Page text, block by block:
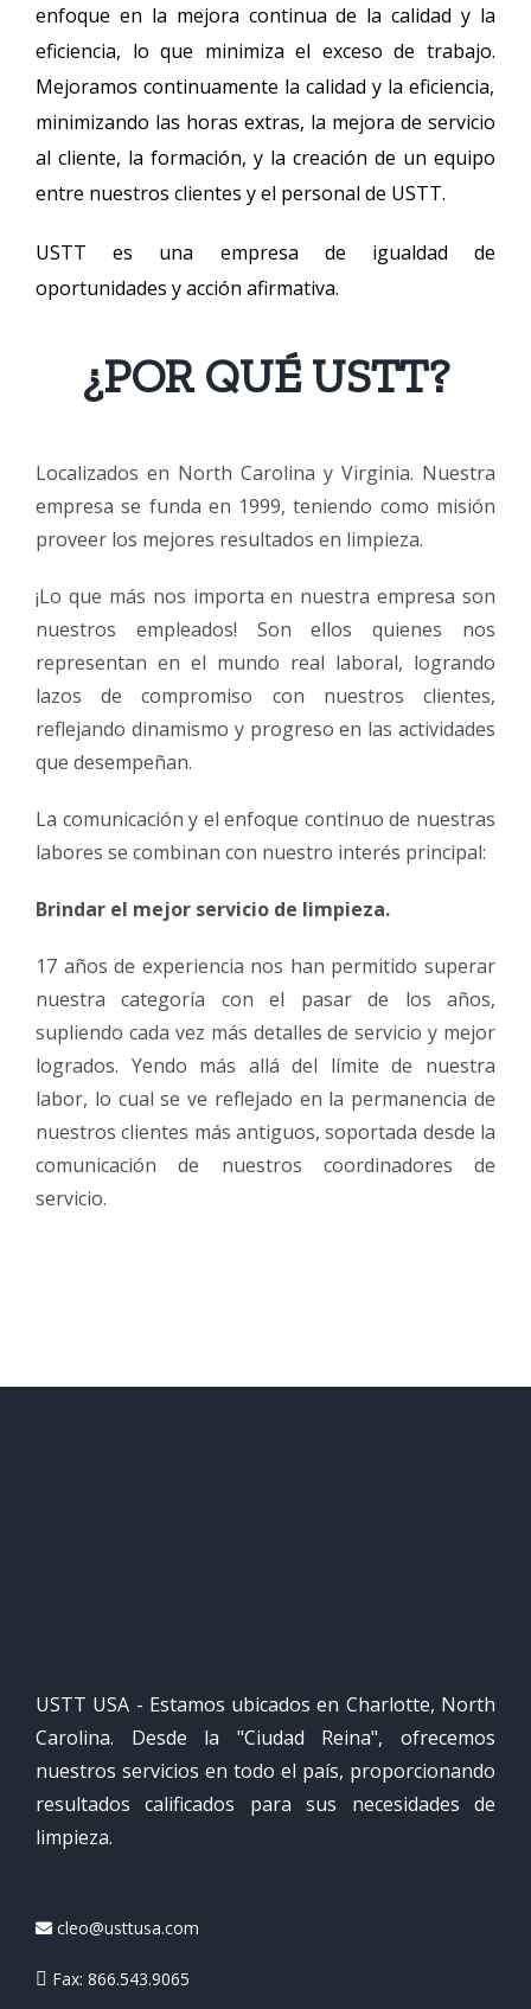
enfoque en la mejora continua de la calidad y la
eficiencia, lo que minimiza el exceso de trabajo.
Mejoramos continuamente la calidad y la eficiencia,
minimizando las horas extras, la mejora de servicio
al cliente, la formación, y la creación de un equipo
entre nuestros clientes y el personal de USTT.
USTT es una empresa de igualdad de
oportunidades y acción afirmativa.
¿POR QUÉ USTT?
Localizados en North Carolina y Virginia. Nuestra
empresa se funda en 1999, teniendo como misión
proveer los mejores resultados en limpieza.
¡Lo que más nos importa en nuestra empresa son
nuestros empleados! Son ellos quienes nos
representan en el mundo real laboral, logrando
lazos de compromiso con nuestros clientes,
reflejando dinamismo y progreso en las actividades
que desempeñan.
La comunicación y el enfoque continuo de nuestras
labores se combinan con nuestro interés principal:
Brindar el mejor servicio de limpieza.
17 años de experiencia nos han permitido superar
nuestra categoría con el pasar de los años,
supliendo cada vez más detalles de servicio y mejor
logrados. Yendo más allá del límite de nuestra
labor, lo cual se ve reflejado en la permanencia de
nuestros clientes más antiguos, soportada desde la
comunicación de nuestros coordinadores de
servicio.
USTT USA - Estamos ubicados en Charlotte, North
Carolina. Desde la "Ciudad Reina", ofrecemos
nuestros servicios en todo el país, proporcionando
resultados calificados para sus necesidades de
limpieza.
cleo@usttusa.com
Fax: 866.543.9065